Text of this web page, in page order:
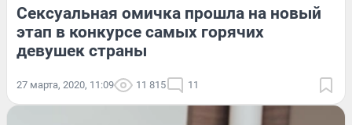
Сексуальная омичка прошла на новый
этап в конкурсе самых горячих
девушек страны
27 марта, 2020, 11:09 11 815 11